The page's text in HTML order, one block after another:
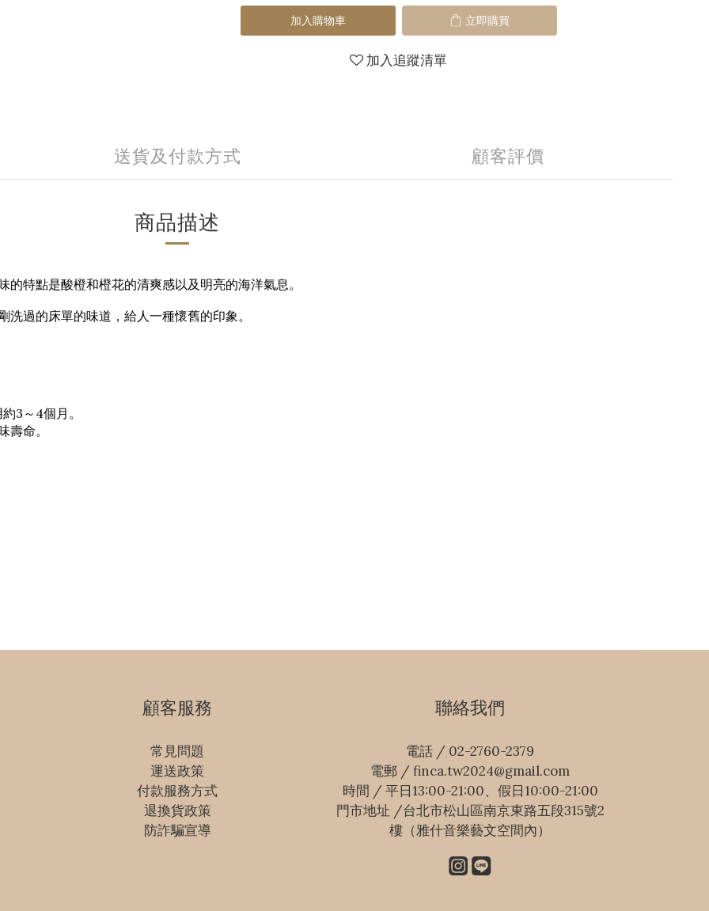
加入購物車 立即購買
加入追蹤清單
送貨及付款方式 顧客評價
商品描述
特點是酸橙和橙花的清爽感以及明亮的海洋氣息。
過的床單的味道，給人一種懷舊的印象。
3～4個月。
命。
顧客服務
常見問題
運送政策
付款服務方式
退換貨政策
防詐騙宣導
聯絡我們
電話 / 02-2760-2379
電郵 / finca.tw2024@gmail.com
時間 / 平日13:00-21:00、假日10:00-21:00
門市地址 /台北市松山區南京東路五段315號2
樓（雅什音樂藝文空間內）